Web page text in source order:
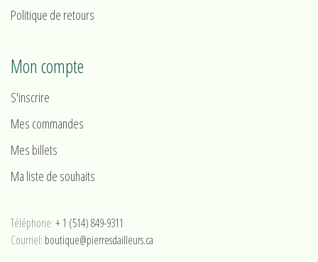
Politique de retours
Mon compte
S'inscrire
Mes commandes
Mes billets
Ma liste de souhaits
Téléphone:+ 1 (514) 849-9311
Courriel: boutique@pierresdailleurs.ca